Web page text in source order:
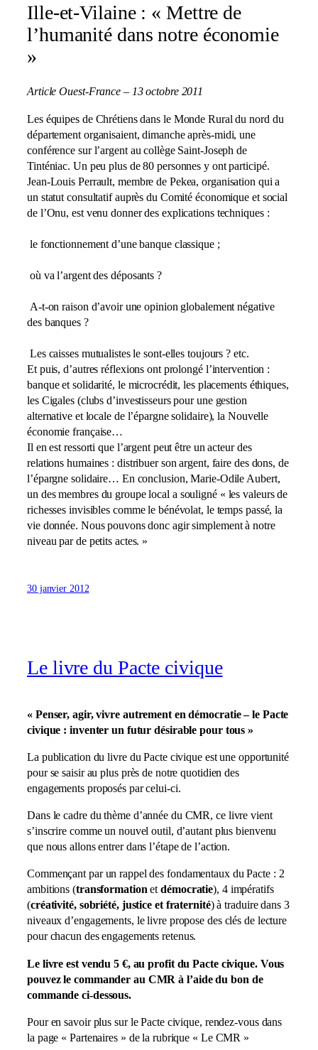
Ille-et-Vilaine : « Mettre de
l’humanité dans notre économie
»
Article Ouest-France – 13 octobre 2011
Les équipes de Chrétiens dans le Monde Rural du nord du
département organisaient, dimanche après-midi, une
conférence sur l’argent au collège Saint-Joseph de
Tinténiac. Un peu plus de 80 personnes y ont participé.
Jean-Louis Perrault, membre de Pekea, organisation qui a
un statut consultatif auprès du Comité économique et social
de l’Onu, est venu donner des explications techniques :
le fonctionnement d’une banque classique ;
où va l’argent des déposants ?
A-t-on raison d’avoir une opinion globalement négative
des banques ?
Les caisses mutualistes le sont-elles toujours ? etc.
Et puis, d’autres réflexions ont prolongé l’intervention :
banque et solidarité, le microcrédit, les placements éthiques,
les Cigales (clubs d’investisseurs pour une gestion
alternative et locale de l’épargne solidaire), la Nouvelle
économie française…
Il en est ressorti que l’argent peut être un acteur des
relations humaines : distribuer son argent, faire des dons, de
l’épargne solidaire… En conclusion, Marie-Odile Aubert,
un des membres du groupe local a souligné « les valeurs de
richesses invisibles comme le bénévolat, le temps passé, la
vie donnée. Nous pouvons donc agir simplement à notre
niveau par de petits actes. »
30 janvier 2012
Le livre du Pacte civique
« Penser, agir, vivre autrement en démocratie – le Pacte
civique : inventer un futur désirable pour tous »
La publication du livre du Pacte civique est une opportunité
pour se saisir au plus près de notre quotidien des
engagements proposés par celui-ci.
Dans le cadre du thème d’année du CMR, ce livre vient
s’inscrire comme un nouvel outil, d’autant plus bienvenu
que nous allons entrer dans l’étape de l’action.
Commençant par un rappel des fondamentaux du Pacte : 2
ambitions (transformationetdémocratie), 4 impératifs
(créativité, sobriété, justice et fraternité) à traduire dans 3
niveaux d’engagements, le livre propose des clés de lecture
pour chacun des engagements retenus.
Le livre est vendu 5 €, au profit du Pacte civique. Vous
pouvez le commander au CMR à l’aide du bon de
commande ci-dessous.
Pour en savoir plus sur le Pacte civique, rendez-vous dans
la page « Partenaires » de la rubrique « Le CMR »